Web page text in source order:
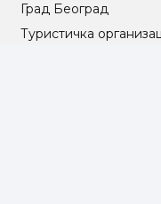
Град Београд
Туристичка